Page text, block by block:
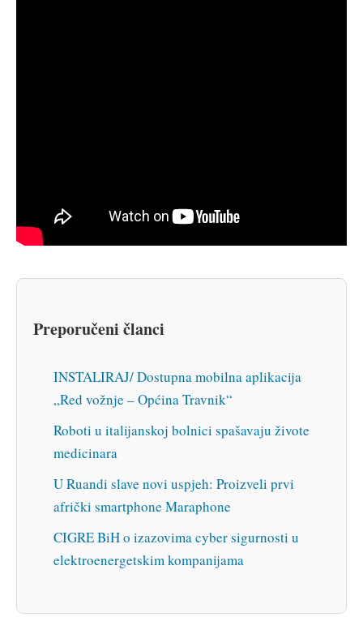
Preporučeni članci
INSTALIRAJ/ Dostupna mobilna aplikacija
„Red vožnje – Općina Travnik“
Roboti u italijanskoj bolnici spašavaju živote
medicinara
U Ruandi slave novi uspjeh: Proizveli prvi
afrički smartphone Maraphone
CIGRE BiH o izazovima cyber sigurnosti u
elektroenergetskim kompanijama